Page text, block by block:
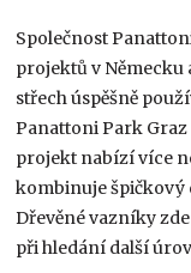
Společnost
projektů v Německu
střech úspěšně
Panattoni Park
projekt nabízí více
kombinuje špičkový
Dřevěné vazníky
při hledání další